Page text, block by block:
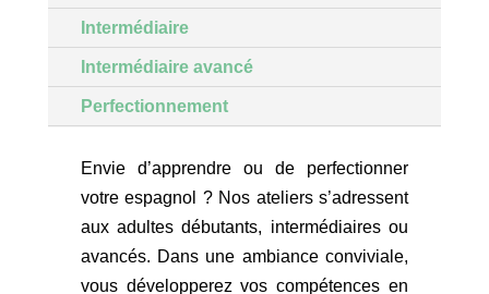
Intermédiaire
Intermédiaire avancé
Perfectionnement
Envie d’apprendre ou de perfectionner
votre espagnol ? Nos ateliers s’adressent
aux adultes débutants, intermédiaires ou
avancés. Dans une ambiance conviviale,
vous développerez vos compétences en